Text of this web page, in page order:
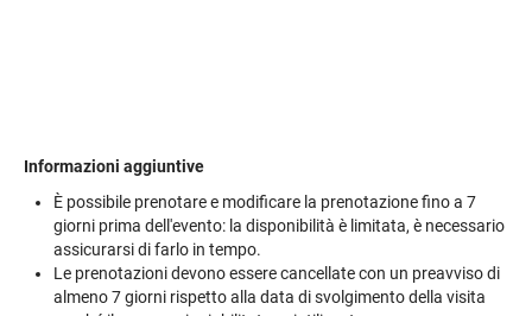
Informazioni aggiuntive
È possibile prenotare e modificare la prenotazione fino a 7
giorni prima dell'evento: la disponibilità è limitata, è necessario
assicurarsi di farlo in tempo.
Le prenotazioni devono essere cancellate con un preavviso di
almeno 7 giorni rispetto alla data di svolgimento della visita